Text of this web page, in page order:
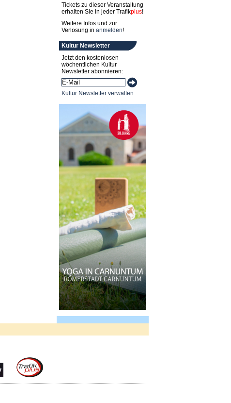
Tickets zu dieser Veranstaltung
erhalten Sie in jeder Trafikplus!
Weitere Infos und zur
Verlosung in anmelden!
Kultur Newsletter
Jetzt den kostenlosen
wöchentlichen Kultur
Newsletter abonnieren:
Kultur Newsletter verwalten